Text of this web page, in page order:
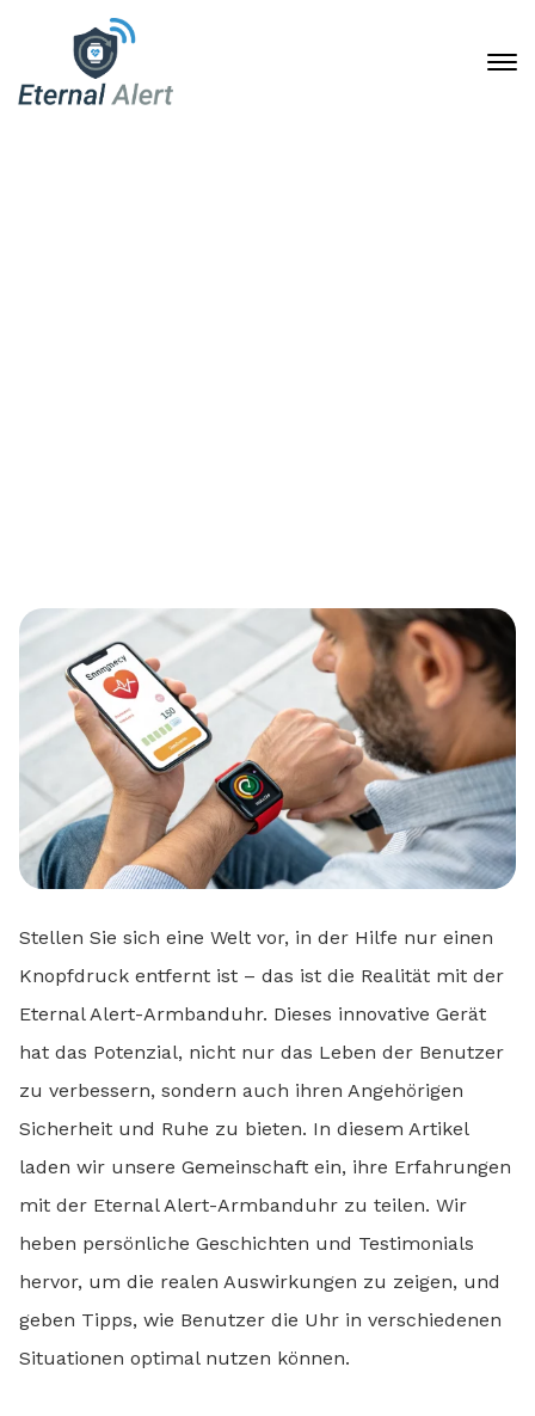
Stellen Sie sich eine Welt vor, in der Hilfe nur einen
Knopfdruck entfernt ist – das ist die Realität mit der
Eternal Alert-Armbanduhr. Dieses innovative Gerät
hat das Potenzial, nicht nur das Leben der Benutzer
zu verbessern, sondern auch ihren Angehörigen
Sicherheit und Ruhe zu bieten. In diesem Artikel
laden wir unsere Gemeinschaft ein, ihre Erfahrungen
mit der Eternal Alert-Armbanduhr zu teilen. Wir
heben persönliche Geschichten und Testimonials
hervor, um die realen Auswirkungen zu zeigen, und
geben Tipps, wie Benutzer die Uhr in verschiedenen
Situationen optimal nutzen können.